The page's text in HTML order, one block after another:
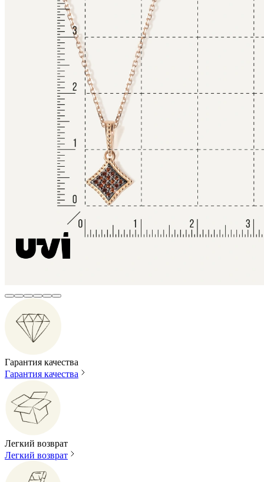
Гарантия качества
Гарантия качества
Легкий возврат
Легкий возврат